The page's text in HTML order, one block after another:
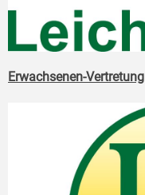
Erwachsenen-Vertretung